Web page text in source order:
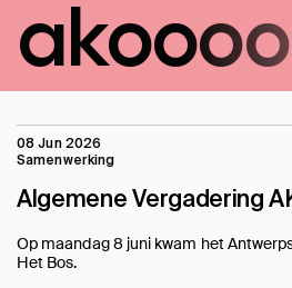
ako
08 Jun 2026
Samenwerking
Algemene Vergadering
Op maandag 8 juni kwam het
Het Bos.